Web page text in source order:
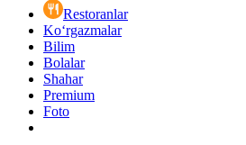
Restoranlar
Ko‘rgazmalar
Bilim
Bolalar
Shahar
Premium
Foto